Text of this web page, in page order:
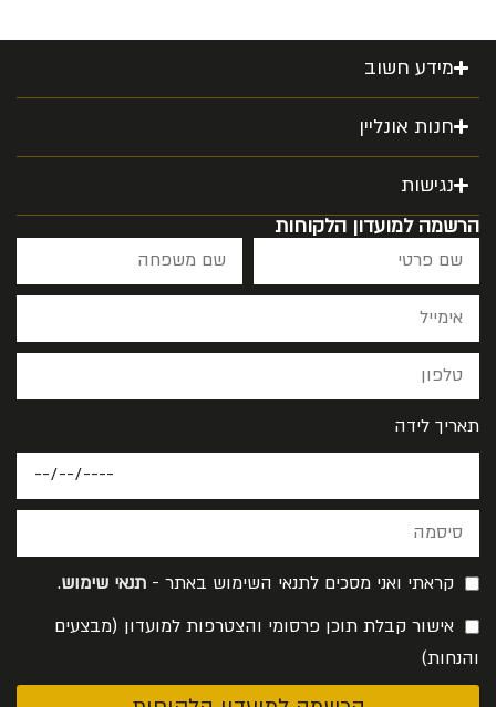
מידע חשוב
חנות אונליין
נגישות
הרשמה למועדון הלקוחות
תאריך לידה
קראתי ואני מסכים לתנאי השימוש באתר - תנאי שימוש.
אישור קבלת תוכן פרסומי והצטרפות למועדון (מבצעים
והנחות)